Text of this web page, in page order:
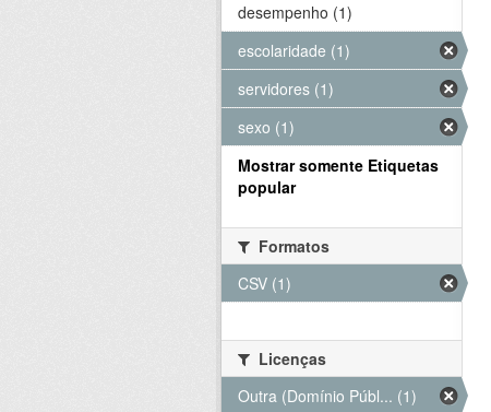
desempenho (1)
escolaridade (1)
servidores (1)
sexo (1)
Mostrar somente Etiquetas
popular
Formatos
CSV (1)
Licenças
Outra (Domínio Públ... (1)